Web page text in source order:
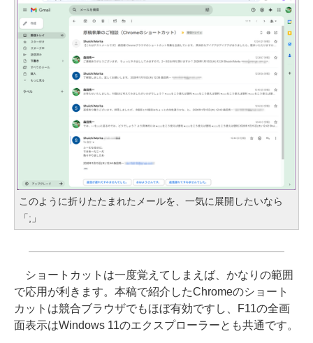
このように折りたたまれたメールを、一気に展開したいなら
「;」
ショートカットは一度覚えてしまえば、かなりの範囲
で応用が利きます。本稿で紹介したChromeのショート
カットは競合ブラウザでもほぼ有効ですし、F11の全画
面表示はWindows 11のエクスプローラーとも共通です。